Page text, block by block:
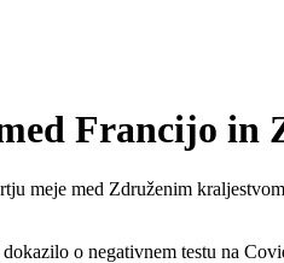
Francijo in
meje med Združenim
o negativnem testu na